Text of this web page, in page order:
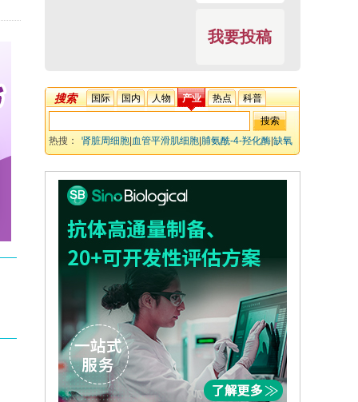
我要投稿
搜索 国际 国内 人物 产业 热点 科普
热搜： 肾脏周细胞 血管平滑肌细胞 脯氨酰-4-羟化酶 缺氧